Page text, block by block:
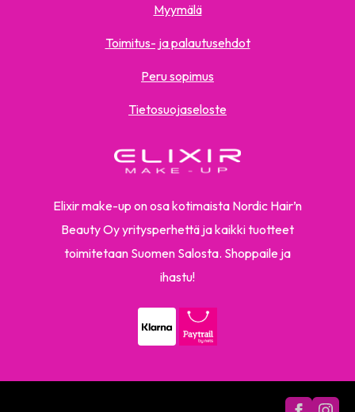
Elixir make-up on osa kotimaista Nordic Hair’n
Beauty Oy yritysperhettä ja kaikki tuotteet
toimitetaan Suomen Salosta. Shoppaile ja
ihastu!
Myymälä
Toimitus- ja palautusehdot
Peru sopimus
Tietosuojaseloste